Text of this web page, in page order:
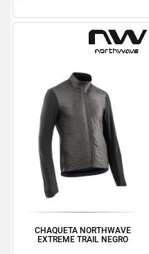
CHAQUETA NORTHWAVE
EXTREME TRAIL NEGRO